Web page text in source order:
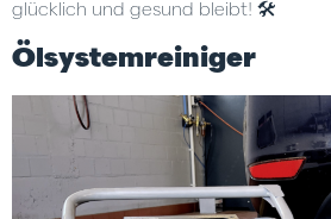
glücklich und gesund bleibt! 🛠️
Ölsystemreiniger